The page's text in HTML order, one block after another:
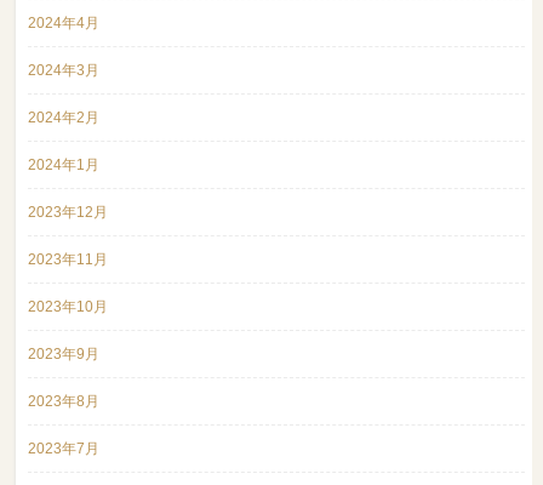
2024年4月
2024年3月
2024年2月
2024年1月
2023年12月
2023年11月
2023年10月
2023年9月
2023年8月
2023年7月